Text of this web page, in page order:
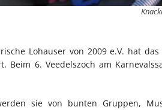
Lohauser von 2009 e.V. hat
Beim 6. Veedelszoch am
sie von bunten Gruppen,